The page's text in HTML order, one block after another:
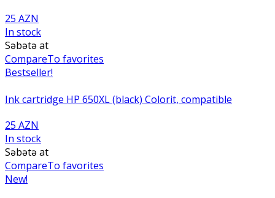
25 AZN
In stock
Səbətə at
CompareTo favorites
Bestseller!
Ink cartridge HP 650XL (black) Colorit, compatible
25 AZN
In stock
Səbətə at
CompareTo favorites
New!